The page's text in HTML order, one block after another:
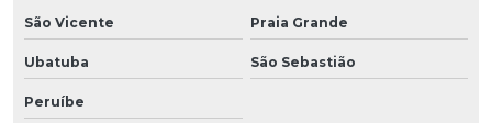
São Vicente Praia Grande
Ubatuba São Sebastião
Peruíbe